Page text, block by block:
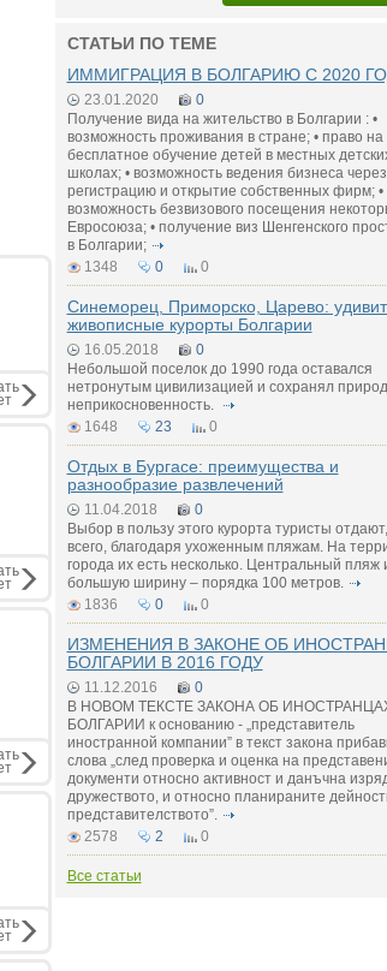
СТАТЬИ ПО ТЕМЕ
ИММИГРАЦИЯ В БОЛГАРИЮ С 2020
23.01.2020
0
Получение вида на жительство в Болгарии : •
возможность проживания в стране; • право на
бесплатное обучение детей в местных
школах; • возможность ведения бизнеса через
регистрацию и открытие собственных фирм; •
возможность безвизового посещения
Евросоюза; • получение виз Шенгенского
в Болгарии;
1348
0 0
Синеморец, Приморско, Царево:
живописные курорты Болгарии
16.05.2018
0
Небольшой поселок до 1990 года оставался
нетронутым цивилизацией и сохранял
неприкосновенность.
1648
23 0
Отдых в Бургасе: преимущества и
разнообразие развлечений
11.04.2018
0
Выбор в пользу этого курорта туристы
всего, благодаря ухоженным пляжам. На
города их есть несколько. Центральный пляж
большую ширину – порядка 100 метров.
1836
0 0
ИЗМЕНЕНИЯ В ЗАКОНЕ ОБ
БОЛГАРИИ В 2016 ГОДУ
11.12.2016
0
В НОВОМ ТЕКСТЕ ЗАКОНА ОБ
БОЛГАРИИ к основанию - „представитель
иностранной компании” в текст закона
слова „след проверка и оценка на
документи относно активност и данъчна
дружеството, и относно планираните
представителството”.
2578
2 0
Все статьи